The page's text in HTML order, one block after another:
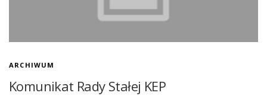
ARCHIWUM
Komunikat Rady Stałej KEP